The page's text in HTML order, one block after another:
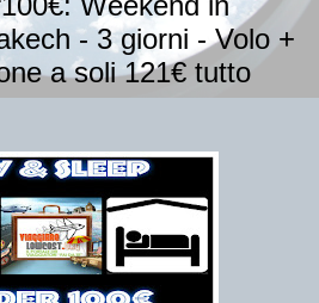
- 3 giorni - Volo +
a soli 121€ tutto